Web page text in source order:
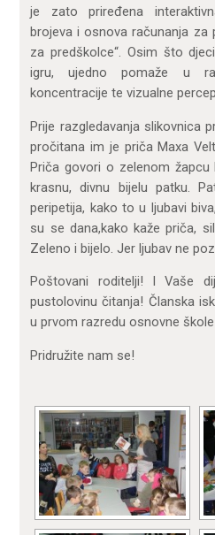
je zato priređena
brojeva i osnova računanja za
za predškolce“. Osim što
igru, ujedno pomaže u
koncentracije te vizualne
Prije razgledavanja slikovnica
pročitana im je priča Maxa
Priča govori o zelenom
krasnu, divnu bijelu patku.
peripetija, kako to u ljubavi
su se dana,kako kaže priča,
Zeleno i bijelo. Jer ljubav ne
Poštovani roditelji! I Vaše
pustolovinu čitanja! Članska
u prvom razredu osnovne
Pridružite nam se!